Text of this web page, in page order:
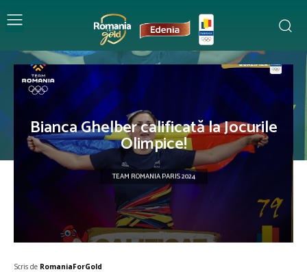
Bianca Ghelber calificată la Jocurile
Olimpice!
TEAM ROMANIA PARIS 2024
Scris de RomaniaForGold